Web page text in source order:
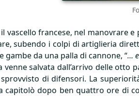
vascello francese, nel manovrare
subendo i colpi di artiglieria
gambe da una palla di cannone, “…
venne salvata dall’arrivo delle
di difensori. La
capitolò dopo ben quattro ore di